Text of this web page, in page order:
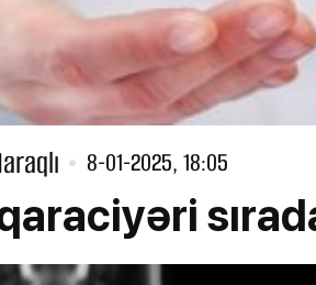
8-01-2025, 18:05